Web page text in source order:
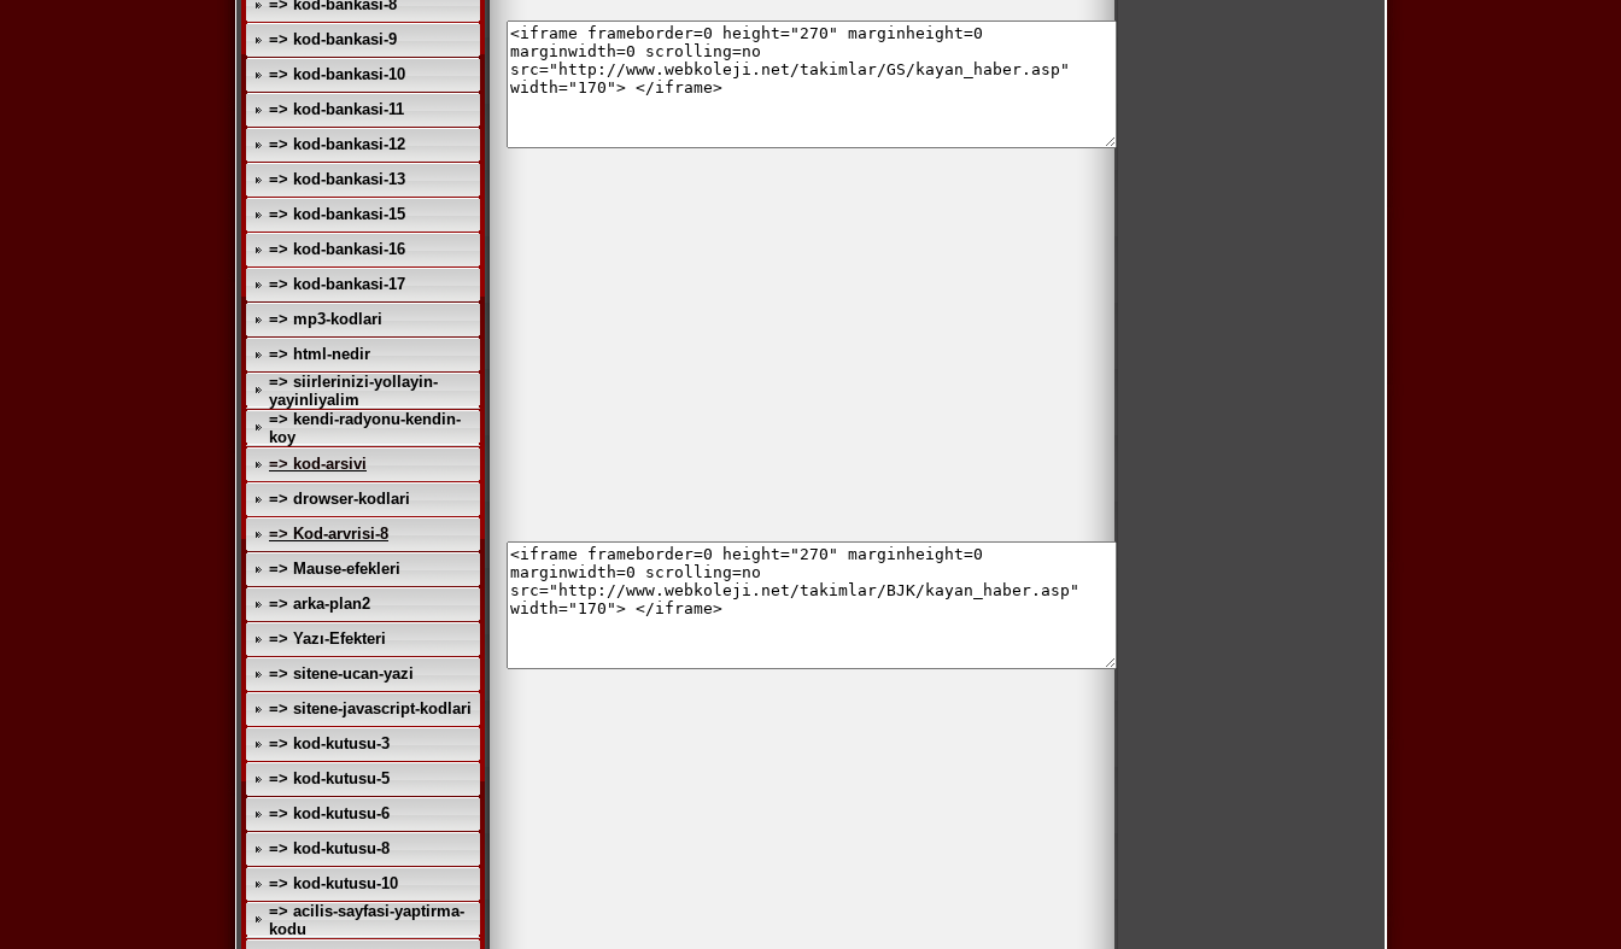
=> kod-bankasi-8
=> kod-bankasi-9
=> kod-bankasi-10
=> kod-bankasi-11
=> kod-bankasi-12
=> kod-bankasi-13
=> kod-bankasi-15
=> kod-bankasi-16
=> kod-bankasi-17
=> mp3-kodlari
=> html-nedir
=> siirlerinizi-yollayin-
yayinliyalim
=> kendi-radyonu-kendin-
koy
=> kod-arsivi
=> drowser-kodlari
=> Kod-arvrisi-8
=> Mause-efekleri
=> arka-plan2
=> Yazı-Efekteri
=> sitene-ucan-yazi
=> sitene-javascript-kodlari
=> kod-kutusu-3
=> kod-kutusu-5
=> kod-kutusu-6
=> kod-kutusu-8
=> kod-kutusu-10
=> acilis-sayfasi-yaptirma-
kodu